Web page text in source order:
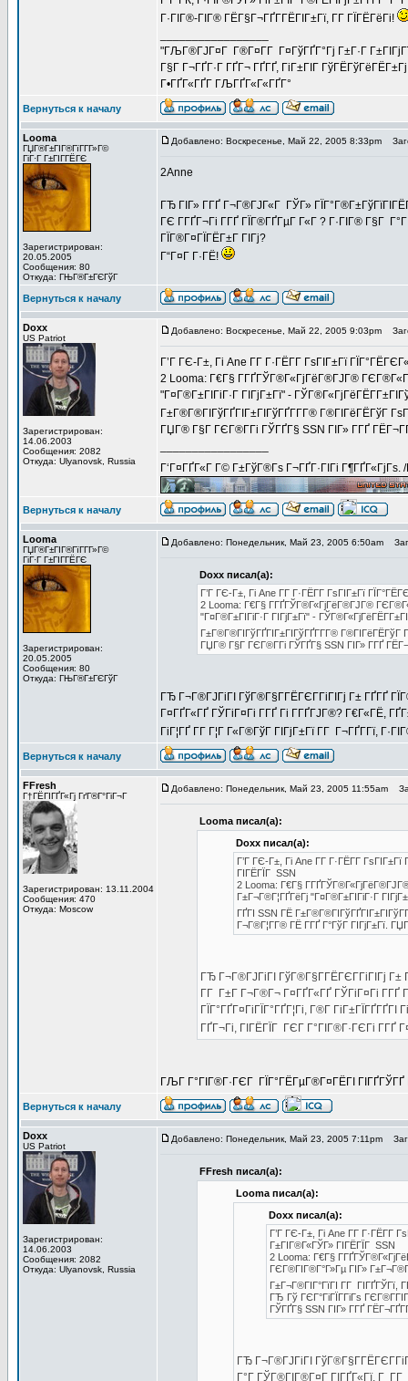
Г·ГІГ®-ГІГ® ГЁГ§Г¬ГҐГ­ГЁГІГ±Гї, Г­Г ГЇГЁГёГі!
"ГЉГ®ГЈГ¤Г Г®Г¤Г­Г Г¤ГўГҐГ°Гј Г±Г·Г
Г§Г Г¬ГҐГ·Г ГҐГ¬ ГҐГҐ, ГіГ±ГІГ
Г•ГҐГ«ГҐГ­ ГЉГҐГ«Г«ГҐГ°
Вернуться к началу
Looma
ГЏГ®Г±ГІГ®ГїГ­Г­Г»Г©
ГіГ·Г Г±ГІГ­ГЁГЄ
Зарегистрирован:
20.05.2005
Сообщения: 80
Откуда: ГЊГ®Г±ГЄГўГ
Добавлено: Воскресенье, Май 22, 2005 8:33pm
2Anne
ГЂ ГІГ» Г­ГҐ Г¬Г®ГЈГ«Г ГЎГ»
ГЄ Г­ГҐГ¬Гі Г­ГҐ ГЇГ®ГҐГµГ Г«Г ? Г·ГІГ® Г§Г
ГЇГ®Г¤ГЇГЁГ±Г ГІГј?
Г“Г¤Г Г·ГЁ!
Вернуться к началу
Doxx
US Patriot
Зарегистрирован:
14.06.2003
Сообщения: 2082
Откуда: Ulyanovsk, Russia
Добавлено: Воскресенье, Май 22, 2005 9:03pm
Г’Г ГЄ-Г±, Гі Ane Г­Г Г·ГЁГ­Г ГѕГІГ±Гї
2 Looma: Г€Г§ Г­ГҐГЎГ®Г«ГјГёГ®ГЈГ®
"Г¤Г®Г±ГІГіГ·Г ГІГјГ±Гї" -
Г±Г®Г®ГІГўГҐГІГ±ГІГўГҐГ­Г­Г® Г®ГІГёГЁГўГ
ГЏГ® Г§Г ГЄГ®Г­Гі ГЎГҐГ§ SSN ГІГ» Г­ГҐ
Г‘Г¤ГҐГ«Г Г© Г±ГўГ®Гѕ Г¬ГҐГ·ГІГі Г¶ГҐГ«ГјГѕ.
Вернуться к началу
Looma
ГЏГ®Г±ГІГ®ГїГ­Г­Г»Г©
ГіГ·Г Г±ГІГ­ГЁГЄ
Зарегистрирован:
20.05.2005
Сообщения: 80
Откуда: ГЊГ®Г±ГЄГўГ
Добавлено: Понедельник, Май 23, 2005 6:50am
Doxx писал(а):
Г’Г ГЄ-Г±, Гі Ane Г­Г Г·ГЁГ­Г ГѕГІГ±Гї
2 Looma: Г€Г§ Г­ГҐГЎГ®Г«ГјГёГ®ГЈГ®
"Г¤Г®Г±ГІГіГ·Г ГІГјГ±Гї" -
Г±Г®Г®ГІГўГҐГІГ±ГІГўГҐГ­Г­Г® Г®ГІГёГЁГўГ
ГЏГ® Г§Г ГЄГ®Г­Гі ГЎГҐГ§ SSN ГІГ» Г­ГҐ
ГЂ Г¬Г®ГЈГіГІ ГўГ®Г§Г­ГЁГЄГ­ГіГІГј Г± ГҐГҐ
Г¤ГҐГ«ГҐ ГЎГіГ¤Гі Г­ГҐ Гі Г­ГҐГЈГ®? Г€Г«ГЁ,
ГіГ¦ГҐ Г­Г Г¦Г Г«Г®ГўГ ГІГјГ±Гї Г­Г Г¬ГҐГ­Гї,
Вернуться к началу
FFresh
Г†ГЁГІГҐГ«Гј ГґГ®Г°ГіГ¬Г
Зарегистрирован: 13.11.2004
Сообщения: 470
Откуда: Moscow
Добавлено: Понедельник, Май 23, 2005 11:55am
Looma писал(а):
Doxx писал(а):
Г’Г ГЄ-Г±, Гі Ane Г­Г Г·ГЁГ­Г
ГІГЁГЇГ SSN
2 Looma: Г€Г§
Г±Г¬Г®Г¦ГҐГёГј "Г¤Г®Г±ГІГіГ·Г
ГҐГІ SSN ГЁ
Г¬Г®Г¦Г­Г® ГЁ Г­ГҐ Г°ГўГ ГІГјГ±Гї.
ГЂ Г¬Г®ГЈГіГІ ГўГ®Г§Г­ГЁГЄГ­ГіГІГј Г±
Г­Г Г±Г Г¬Г®Г¬ Г¤ГҐГ«ГҐ ГЎГіГ¤Гі Г­ГҐ
ГЇГ°ГҐГ¤ГіГЇГ°ГҐГ¦Гі, Г®Г­
ГҐГ¬Гі, ГІГЁГЇГ ГЄГ Г°ГІГ®Г·ГЄГі Г­ГҐ
ГЉГ Г°ГІГ®Г·ГЄГ ГЇГ°ГЁГµГ®Г¤ГЁГІ
Вернуться к началу
Doxx
US Patriot
Зарегистрирован:
14.06.2003
Сообщения: 2082
Откуда: Ulyanovsk, Russia
Добавлено: Понедельник, Май 23, 2005 7:11pm
FFresh писал(а):
Looma писал(а):
Doxx писал(а):
Г’Г ГЄ-Г±, Гі Ane Г­Г Г·ГЁГ­Г
Г±ГІГ®Г«ГЎГ» ГІГЁГЇГ SSN
2 Looma: Г€Г§
ГЄГ®ГІГ®Г°Г»Гµ ГІГ»
Г±Г¬Г®ГІГ°ГїГІ Г­Г
ГЂ Гў ГЄГ°ГіГЇГ­ГіГѕ
ГЎГҐГ§ SSN ГІГ» Г­ГҐ
ГЂ Г¬Г®ГЈГіГІ
Г°Г ГЎГ®ГІГ®Г¤Г ГІГҐГ«Гї, Г